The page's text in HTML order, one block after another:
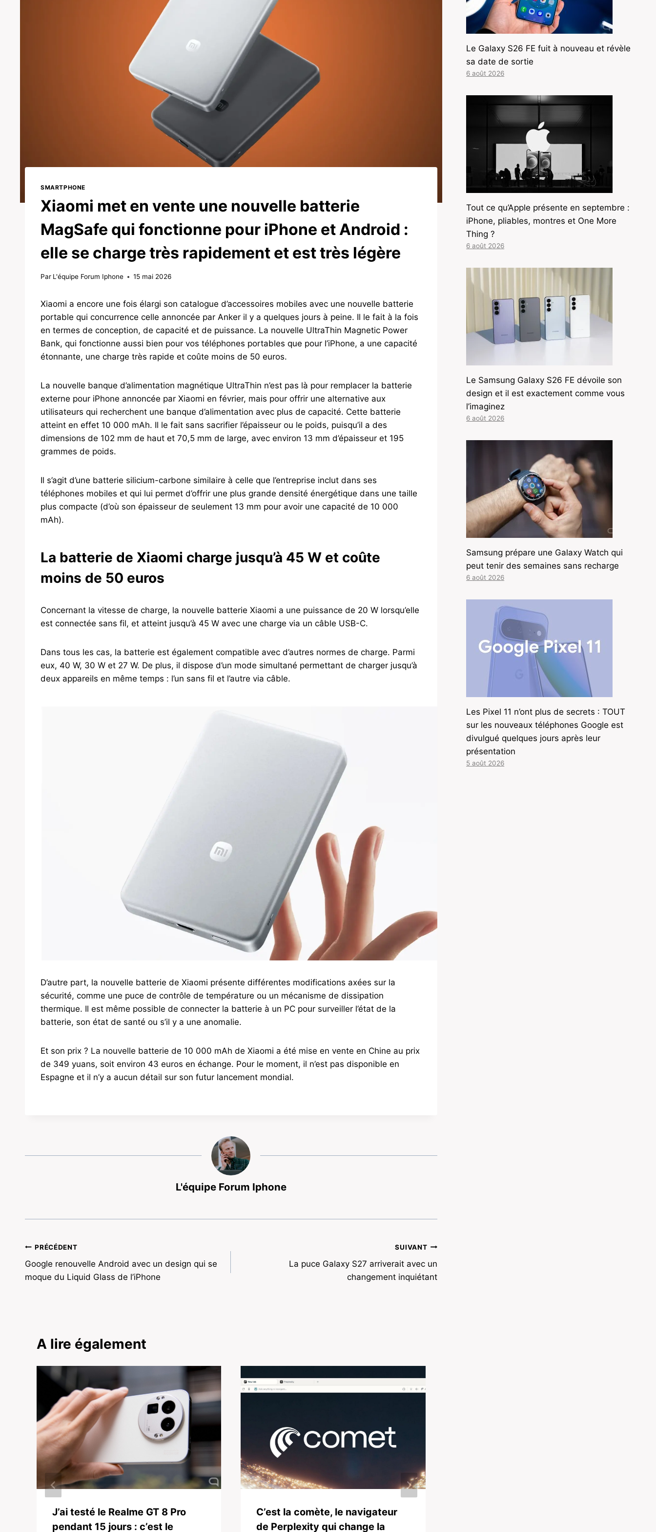
SMARTPHONE
Xiaomi met en vente une nouvelle batterie
MagSafe qui fonctionne pour iPhone et Android :
elle se charge très rapidement et est très légère
Par L'équipe Forum Iphone 15 mai 2026
Xiaomi a encore une fois élargi son catalogue d’accessoires mobiles avec une nouvelle batterie
portable qui concurrence celle annoncée par Anker il y a quelques jours à peine. Il le fait à la fois
en termes de conception, de capacité et de puissance. La nouvelle UltraThin Magnetic Power
Bank, qui fonctionne aussi bien pour vos téléphones portables que pour l’iPhone, a une capacité
étonnante, une charge très rapide et coûte moins de 50 euros.
La nouvelle banque d’alimentation magnétique UltraThin n’est pas là pour remplacer la batterie
externe pour iPhone annoncée par Xiaomi en février, mais pour offrir une alternative aux
utilisateurs qui recherchent une banque d’alimentation avec plus de capacité. Cette batterie
atteint en effet 10 000 mAh. Il le fait sans sacrifier l’épaisseur ou le poids, puisqu’il a des
dimensions de 102 mm de haut et 70,5 mm de large, avec environ 13 mm d’épaisseur et 195
grammes de poids.
Il s’agit d’une batterie silicium-carbone similaire à celle que l’entreprise inclut dans ses
téléphones mobiles et qui lui permet d’offrir une plus grande densité énergétique dans une taille
plus compacte (d’où son épaisseur de seulement 13 mm pour avoir une capacité de 10 000
mAh).
La batterie de Xiaomi charge jusqu’à 45 W et coûte
moins de 50 euros
Concernant la vitesse de charge, la nouvelle batterie Xiaomi a une puissance de 20 W lorsqu’elle
est connectée sans fil, et atteint jusqu’à 45 W avec une charge via un câble USB-C.
Dans tous les cas, la batterie est également compatible avec d’autres normes de charge. Parmi
eux, 40 W, 30 W et 27 W. De plus, il dispose d’un mode simultané permettant de charger jusqu’à
deux appareils en même temps : l’un sans fil et l’autre via câble.
D’autre part, la nouvelle batterie de Xiaomi présente différentes modifications axées sur la
sécurité, comme une puce de contrôle de température ou un mécanisme de dissipation
thermique. Il est même possible de connecter la batterie à un PC pour surveiller l’état de la
batterie, son état de santé ou s’il y a une anomalie.
Et son prix ? La nouvelle batterie de 10 000 mAh de Xiaomi a été mise en vente en Chine au prix
de 349 yuans, soit environ 43 euros en échange. Pour le moment, il n’est pas disponible en
Espagne et il n’y a aucun détail sur son futur lancement mondial.
L'équipe Forum Iphone
Navigation
de
PRÉCÉDENT
Google renouvelle Android avec un design qui se
moque du Liquid Glass de l’iPhone
SUIVANT
La puce Galaxy S27 arriverait avec un
changement inquiétant
A lire également
J’ai testé le Realme GT 8 Pro
pendant 15 jours : c’est le
C’est la comète, le navigateur
de Perplexity qui change la
Le Galaxy S26 FE fuit à nouveau et révèle
sa date de sortie
6 août 2026
Tout ce qu’Apple présente en septembre :
iPhone, pliables, montres et One More
Thing ?
6 août 2026
Le Samsung Galaxy S26 FE dévoile son
design et il est exactement comme vous
l’imaginez
6 août 2026
Samsung prépare une Galaxy Watch qui
peut tenir des semaines sans recharge
6 août 2026
Les Pixel 11 n’ont plus de secrets : TOUT
sur les nouveaux téléphones Google est
divulgué quelques jours après leur
présentation
5 août 2026